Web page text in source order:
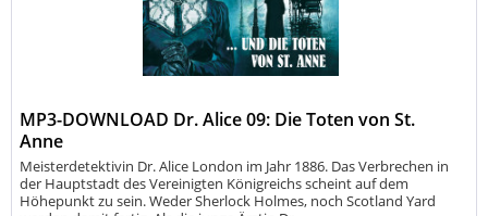
MP3-DOWNLOAD Dr. Alice 09: Die Toten von St.
Anne
Meisterdetektivin Dr. Alice London im Jahr 1886. Das Verbrechen in
der Hauptstadt des Vereinigten Königreichs scheint auf dem
Höhepunkt zu sein. Weder Sherlock Holmes, noch Scotland Yard